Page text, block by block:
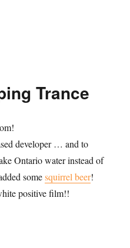
Trance
developer … and to
Ontario water instead of
somesquirrel beer!
positive film!!